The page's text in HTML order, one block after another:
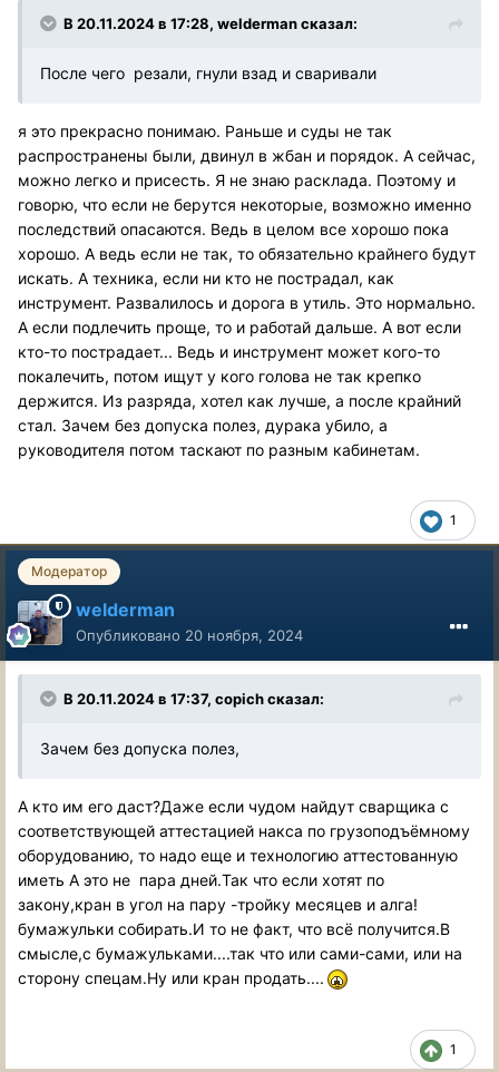
В 20.11.2024 в 17:28, weldermanсказал:
После чего резали, гнули взад и сваривали
я это прекрасно понимаю. Раньше и суды не так
распространены были, двинул в жбан и порядок. А сейчас,
можно легко и присесть. Я не знаю расклада. Поэтому и
говорю, что если не берутся некоторые, возможно именно
последствий опасаются. Ведь в целом все хорошо пока
хорошо. А ведь если не так, то обязательно крайнего будут
искать. А техника, если ни кто не пострадал, как
инструмент. Развалилось и дорога в утиль. Это нормально.
А если подлечить проще, то и работай дальше. А вот если
кто-то пострадает... Ведь и инструмент может кого-то
покалечить, потом ищут у кого голова не так крепко
держится. Из разряда, хотел как лучше, а после крайний
стал. Зачем без допуска полез, дурака убило, а
руководителя потом таскают по разным кабинетам.
1
Модератор
welderman
Опубликовано 20 ноября, 2024
В 20.11.2024 в 17:37, copichсказал:
Зачем без допуска полез,
А кто им его даст?Даже если чудом найдут сварщика с
соответствующей аттестацией накса по грузоподъёмному
оборудованию, то надо еще и технологию аттестованную
иметь А это не пара дней.Так что если хотят по
закону,кран в угол на пару -тройку месяцев и алга!
бумажульки собирать.И то не факт, что всё получится.В
смысле,с бумажульками....так что или сами-сами, или на
сторону спецам.Ну или кран продать....
1